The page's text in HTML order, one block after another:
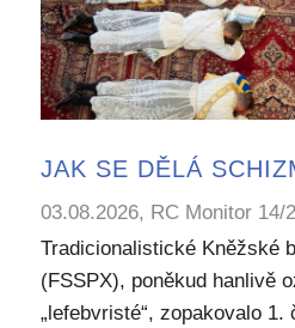
JAK SE DĚLÁ
03.08.2026, RC Monitor 14/
Tradicionalistické Kněžské
(FSSPX), poněkud hanlivě
„lefebvristé“, zopakovalo 1.